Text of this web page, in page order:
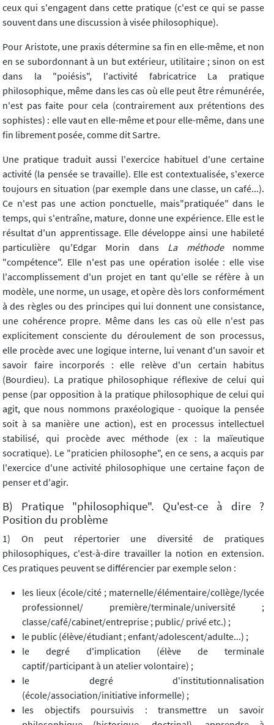
ceux qui s'engagent dans cette pratique (c'est ce qui se passe
souvent dans une discussion à visée philosophique).
Pour Aristote, une praxis détermine sa fin en elle-même, et non
en se subordonnant à un but extérieur, utilitaire ; sinon on est
dans la "poiésis", l'activité fabricatrice La pratique
philosophique, même dans les cas où elle peut être rémunérée,
n'est pas faite pour cela (contrairement aux prétentions des
sophistes) : elle vaut en elle-même et pour elle-même, dans une
fin librement posée, comme dit Sartre.
Une pratique traduit aussi l'exercice habituel d'une certaine
activité (la pensée se travaille). Elle est contextualisée, s'exerce
toujours en situation (par exemple dans une classe, un café...).
Ce n'est pas une action ponctuelle, mais"pratiquée" dans le
temps, qui s'entraîne, mature, donne une expérience. Elle est le
résultat d'un apprentissage. Elle développe ainsi une habileté
particulière qu'Edgar Morin dans La méthode nomme
"compétence". Elle n'est pas une opération isolée : elle vise
l'accomplissement d'un projet en tant qu'elle se réfère à un
modèle, une norme, un usage, et opère dès lors conformément
à des règles ou des principes qui lui donnent une consistance,
une cohérence propre. Même dans les cas où elle n'est pas
explicitement consciente du déroulement de son processus,
elle procède avec une logique interne, lui venant d'un savoir et
savoir faire incorporés : elle relève d'un certain habitus
(Bourdieu). La pratique philosophique réflexive de celui qui
pense (par opposition à la pratique philosophique de celui qui
agit, que nous nommons praxéologique - quoique la pensée
soit à sa manière une action), est en processus intellectuel
stabilisé, qui procède avec méthode (ex : la maïeutique
socratique). Le "praticien philosophe", en ce sens, a acquis par
l'exercice d'une activité philosophique une certaine façon de
penser et d'agir.
B) Pratique "philosophique". Qu'est-ce à dire ?
Position du problème
1) On peut répertorier une diversité de pratiques
philosophiques, c'est-à-dire travailler la notion en extension.
Ces pratiques peuvent se différencier par exemple selon :
les lieux (école/cité ; maternelle/élémentaire/collège/lycée
professionnel/ première/terminale/université ;
classe/café/cabinet/entreprise ; public/ privé etc.) ;
le public (élève/étudiant ; enfant/adolescent/adulte...) ;
le degré d'implication (élève de terminale
captif/participant à un atelier volontaire) ;
le degré d'institutionnalisation
(école/association/initiative informelle) ;
les objectifs poursuivis : transmettre un savoir